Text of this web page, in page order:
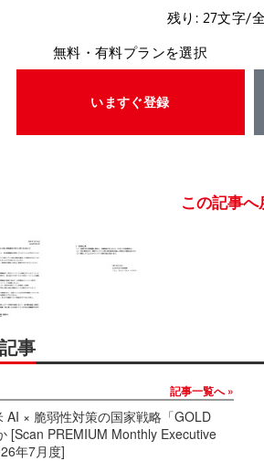
残り: 27文字/
無料・有料プランを選択
いますぐ登録
この記事へ
事
記事一覧へ
AI × 脆弱性対策の国家戦略「GOLD
[Scan PREMIUM Monthly Executive
年7月度]